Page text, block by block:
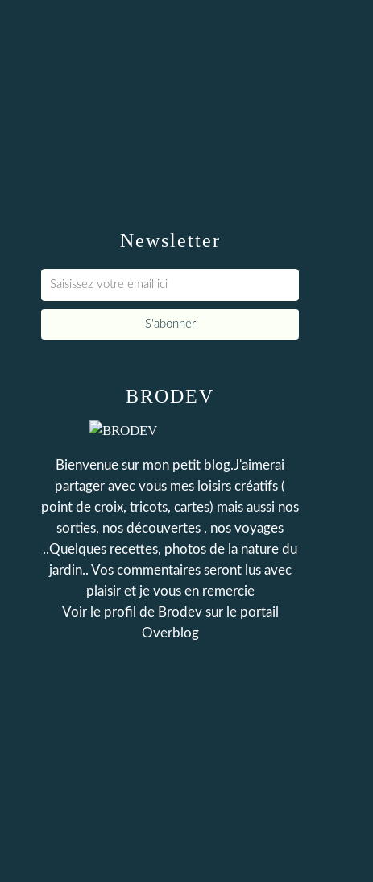
Newsletter
BRODEV
Bienvenue sur mon petit blog.J'aimerai
partager avec vous mes loisirs créatifs (
point de croix, tricots, cartes) mais aussi nos
sorties, nos découvertes , nos voyages
..Quelques recettes, photos de la nature du
jardin.. Vos commentaires seront lus avec
plaisir et je vous en remercie
Voir le profil de Brodevsur le portail
Overblog